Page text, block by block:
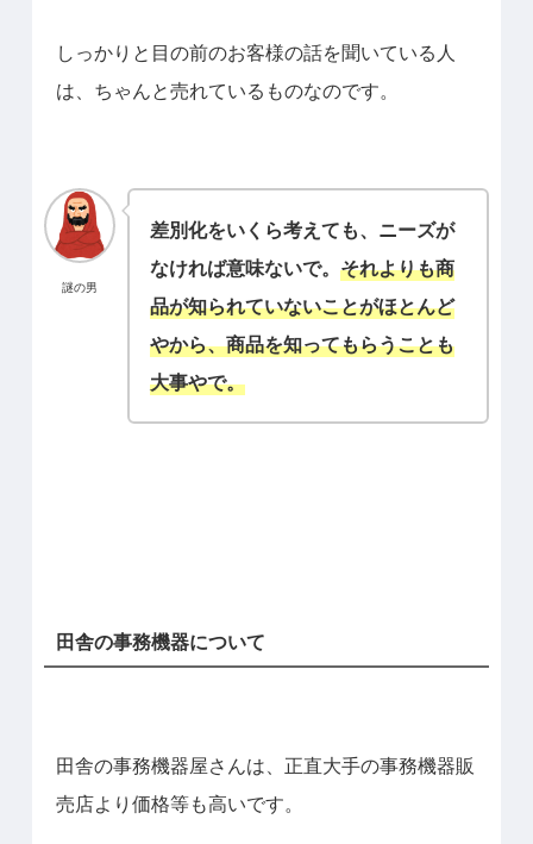
しっかりと目の前のお客様の話を聞いている人
は、ちゃんと売れているものなのです。
謎の男
差別化をいくら考えても、ニーズが
なければ意味ないで。 それよりも商
品が知られていないことがほとんど
やから、商品を知ってもらうことも
大事やで。
田舎の事務機器について
田舎の事務機器屋さんは、正直大手の事務機器販
売店より価格等も高いです。